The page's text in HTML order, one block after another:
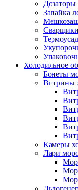
Дозаторы
Запайка
Холодильное
Бонеты
Витрины
Камеры
Лари